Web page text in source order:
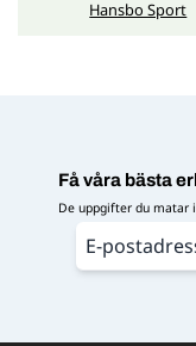
Hansbo Sport
Få våra bästa
De uppgifter du matar